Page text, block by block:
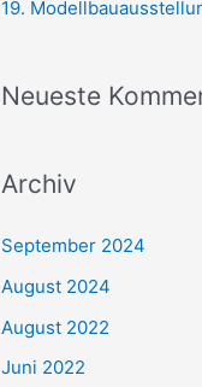
h
19.
Neueste
Archiv
September 2024
August 2024
August 2022
Juni 2022